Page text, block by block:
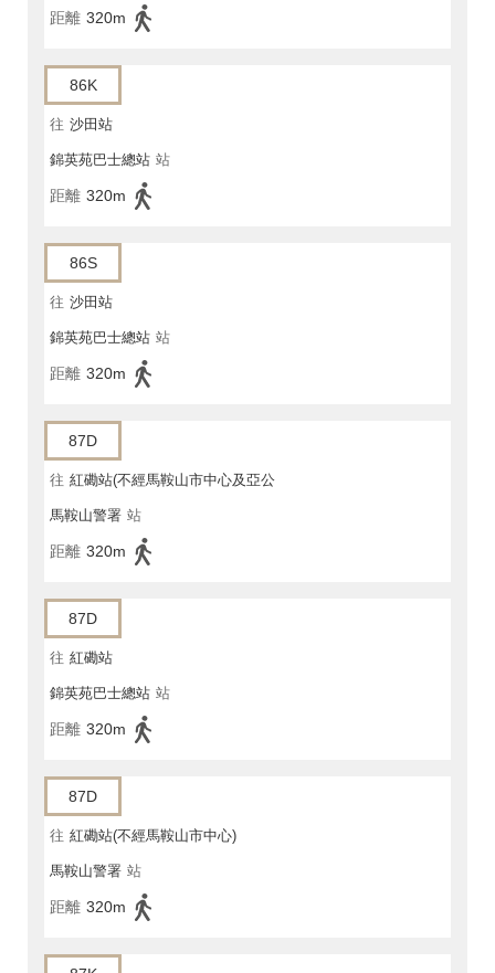
距離 320m
86K
往 沙田站
錦英苑巴士總站 站
距離 320m
86S
往 沙田站
錦英苑巴士總站 站
距離 320m
87D
往 紅磡站(不經馬鞍山市中心及亞公
角街)
馬鞍山警署 站
距離 320m
87D
往 紅磡站
錦英苑巴士總站 站
距離 320m
87D
往 紅磡站(不經馬鞍山市中心)
馬鞍山警署 站
距離 320m